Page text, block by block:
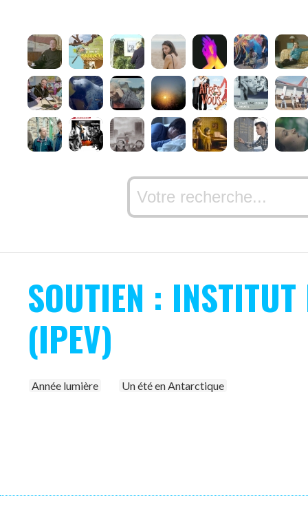
SOUTIEN :
(IPEV)
Année lumière Un été en Antarctique